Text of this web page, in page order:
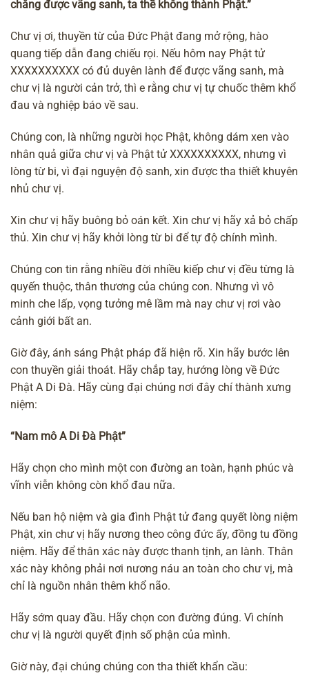
chẳng đượcvãng sanh, ta thề không thành Phật.”
Chư vị ơi, thuyền từ của Đức Phật đang mở rộng, hào
quang tiếp dẫn đang chiếu rọi. Nếu hôm nay Phật tử
XXXXXXXXXX có đủ duyên lành để được vãng sanh, mà
chư vị là người cản trở, thì e rằng chư vị tự chuốc thêm khổ
đau và nghiệp báo về sau.
Chúng con, là những người học Phật, không dám xen vào
nhân quả giữa chư vị và Phật tử XXXXXXXXXX, nhưng vì
lòng từ bi, vì đại nguyện độ sanh, xin được tha thiết khuyên
nhủ chư vị.
Xin chư vị hãy buông bỏ oán kết. Xin chư vị hãy xả bỏ chấp
thủ. Xin chư vị hãy khởi lòng từ bi để tự độ chính mình.
Chúng con tin rằng nhiều đời nhiều kiếp chư vị đều từng là
quyến thuộc, thân thương của chúng con. Nhưng vì vô
minh che lấp, vọng tưởng mê lầm mà nay chư vị rơi vào
cảnh giới bất an.
Giờ đây, ánh sáng Phật pháp đã hiện rõ. Xin hãy bước lên
con thuyền giải thoát. Hãy chắp tay, hướng lòng về Đức
Phật A Di Đà. Hãy cùng đại chúng nơi đây chí thành xưng
niệm:
“Nam mô A Di Đà Phật”
Hãy chọn cho mình một con đường an toàn, hạnh phúc và
vĩnh viễn không còn khổ đau nữa.
Nếu ban hộ niệm và gia đình Phật tử đang quyết lòng niệm
Phật, xin chư vị hãy nương theo công đức ấy, đồng tu đồng
niệm. Hãy để thân xác này được thanh tịnh, an lành. Thân
xác này không phải nơi nương náu an toàn cho chư vị, mà
chỉ là nguồn nhân thêm khổ não.
Hãy sớm quay đầu. Hãy chọn con đường đúng. Vì chính
chư vị là người quyết định số phận của mình.
Giờ này, đại chúng chúng con tha thiết khẩn cầu: